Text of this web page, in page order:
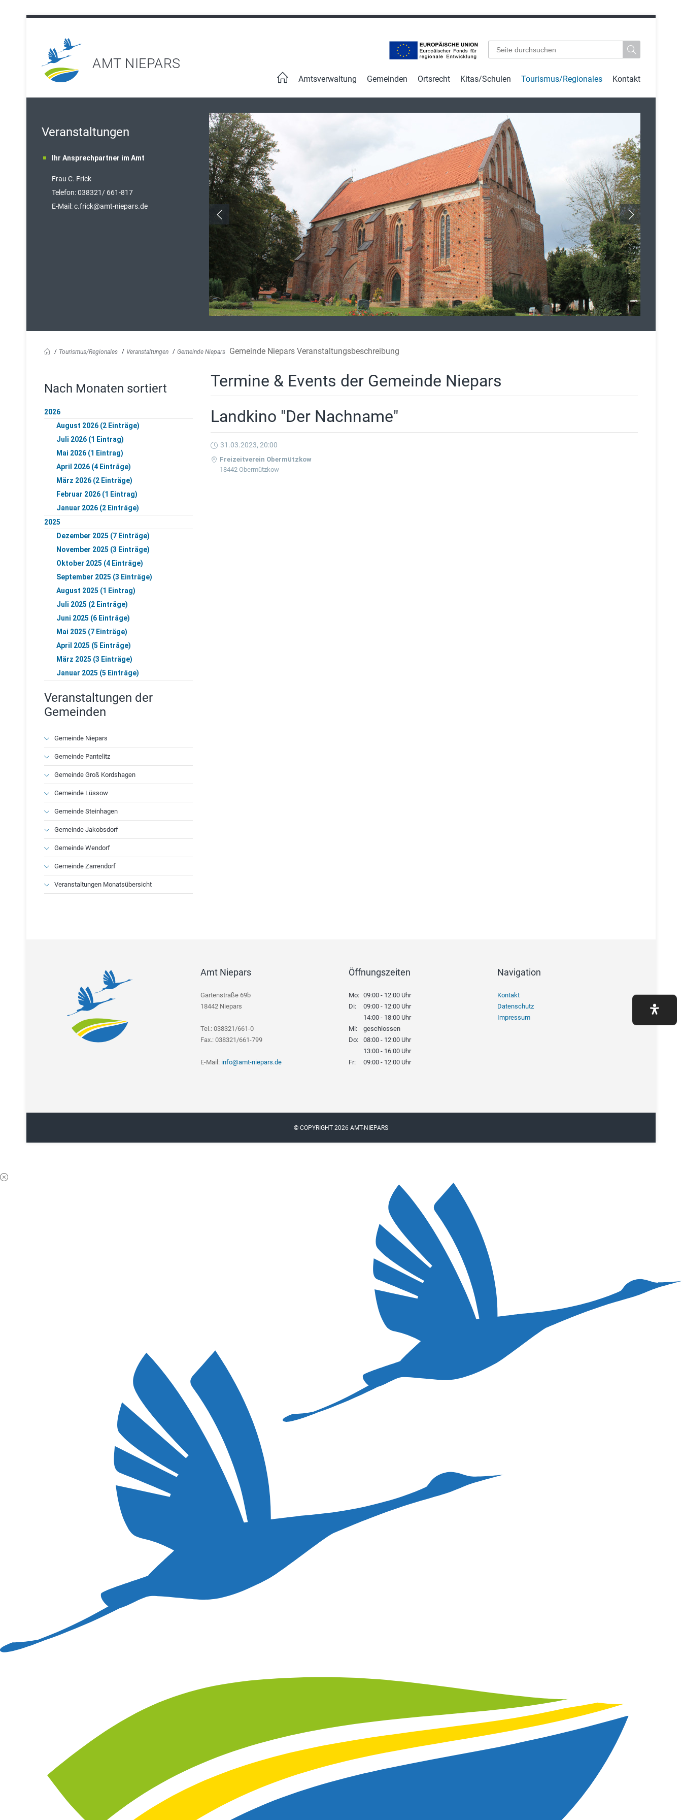
AMT NIEPARS
Suchbegriffe
überspringenAmtsverwaltung Gemeinden Ortsrecht Kitas/Schulen Tourismus/Regionales Kontakt
Veranstaltungen
Ihr Ansprechpartner im Amt
Frau C. Frick
Telefon: 038321/ 661-817
E-Mail:c.frick@amt-niepars.de
Tourismus/Regionales Veranstaltungen Gemeinde Niepars Gemeinde Niepars Veranstaltungsbeschreibung
Termine & Events der Gemeinde Niepars
Landkino "Der Nachname"
31.03.2023, 20:00
Freizeitverein Obermützkow
18442 Obermützkow
Nach Monaten sortiert
2026
August 2026 (2 Einträge)
Juli 2026 (1 Eintrag)
Mai 2026 (1 Eintrag)
April 2026 (4 Einträge)
März 2026 (2 Einträge)
Februar 2026 (1 Eintrag)
Januar 2026 (2 Einträge)
2025
Dezember 2025 (7 Einträge)
November 2025 (3 Einträge)
Oktober 2025 (4 Einträge)
September 2025 (3 Einträge)
August 2025 (1 Eintrag)
Juli 2025 (2 Einträge)
Juni 2025 (6 Einträge)
Mai 2025 (7 Einträge)
April 2025 (5 Einträge)
März 2025 (3 Einträge)
Januar 2025 (5 Einträge)
Veranstaltungen der
Gemeinden
Navigation
überspringen
Gemeinde Niepars
Gemeinde Pantelitz
Gemeinde Groß Kordshagen
Gemeinde Lüssow
Gemeinde Steinhagen
Gemeinde Jakobsdorf
Gemeinde Wendorf
Gemeinde Zarrendorf
Veranstaltungen Monatsübersicht
Amt Niepars
Gartenstraße 69b
18442 Niepars
Tel.: 038321/661-0
Fax.: 038321/661-799
E-Mail: info@amt-niepars.de
Öffnungszeiten
Mo: 09:00 - 12:00 Uhr
Di:
09:00 - 12:00 Uhr
14:00 - 18:00 Uhr
Mi:
geschlossen
Do:
08:00 - 12:00 Uhr
13:00 - 16:00 Uhr
Fr:
09:00 - 12:00 Uhr
Navigation
Navigation
überspringen
Kontakt
Datenschutz
Impressum
© COPYRIGHT 2026 AMT-NIEPARS